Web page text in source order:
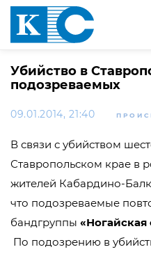
Убийство в
подозреваемых
09.01.2014, 21:40
В связи с убийством
Ставропольском крае в
жителей Кабардино-
что подозреваемые
бандгруппы «Ногайская
По подозрению в